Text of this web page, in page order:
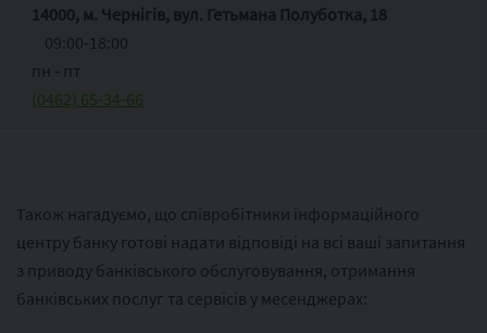
14000, м. Чернігів, вул. Гетьмана Полуботка, 18
09:00-18:00
пн ‑ пт
(0462) 65-34-66
Також нагадуємо, що співробітники інформаційного
центру банку готові надати відповіді на всі ваші запитання
з приводу банківського обслуговування, отримання
банківських послуг та сервісів у месенджерах: